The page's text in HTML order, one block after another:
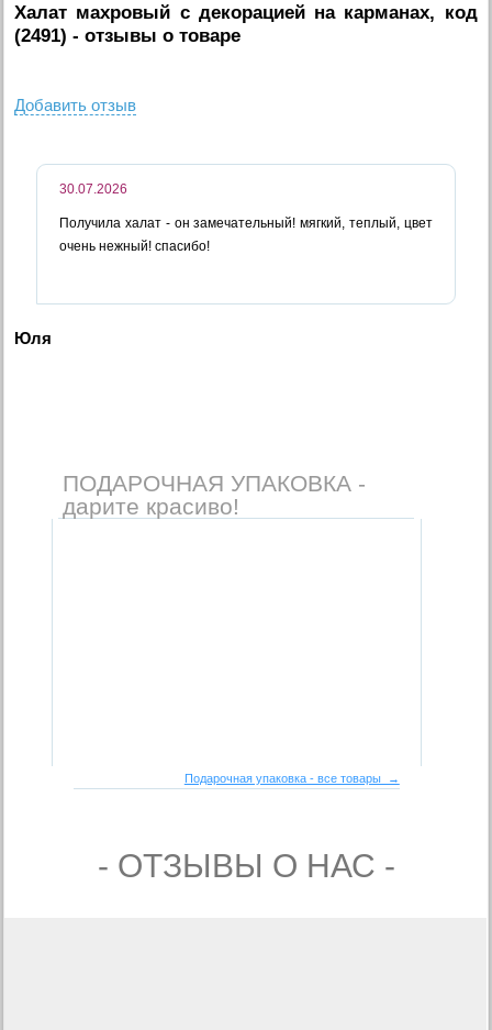
Халат махровый с декорацией на карманах, код
(2491) - отзывы о товаре
Добавить отзыв
30.07.2026
Получила халат - он замечательный! мягкий, теплый, цвет
очень нежный! спасибо!
Юля
ПОДАРОЧНАЯ УПАКОВКА -
дарите красиво!
Подарочная упаковка - все товары →
- ОТЗЫВЫ О НАС -